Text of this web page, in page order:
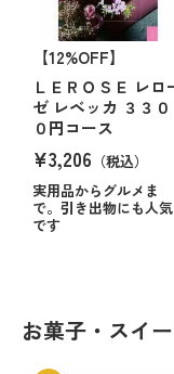
【12%OFF】
ＬＥＲＯＳＥ レロ
ゼ レベッカ ３３０
０円コース
¥3,206 （税込）
実用品からグルメま
で。引き出物にも人気
です
お菓子・スイ